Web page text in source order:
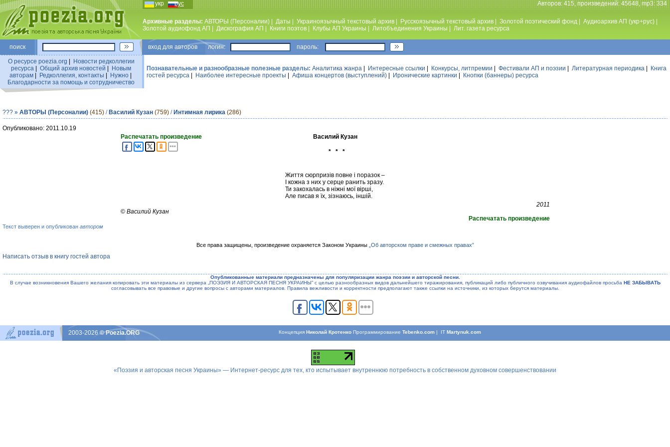
укр рус Авторов: 415, произведений: 45648, mp3: 334
Архивные разделы: АВТОРЫ (Персоналии) Даты Украиноязычный текстовый архив Русскоязычный текстовый архив Золотой поэтический фонд Аудиоархив АП (укр+рус)
Золотой аудиофонд АП
Дискография АП Книги поэтов Клубы АП Украины Литобъединения Украины Лит. газета ресурса
поиск вход для авторов логин: пароль:
О ресурсе poezia.org
Новости редколлегии
ресурса
Общий архив новостей
Новым
авторам| Редколлегия, контакты Нужно|
Благодарности за помощь и сотрудничество
Познавательные и разнообразные полезные разделы: Аналитика жанра Интересные ссылки Конкурсы, литпремии Фестивали АП и поэзии Литературная периодика
Книга
гостей ресурса
Наиболее интересные проекты Афиша концертов (выступлений) Иронические картинки Кнопки (баннеры) ресурса
??? » АВТОРЫ (Персоналии) (415) / Василий Кузан (759) / Интимная лирика (286)
Опубликовано: 2011.10.19
Распечатать произведение
Василий Кузан
* * *
Життя сюрпризів повне і поразок –
І кожна з них у серце ранить зразу.
Ти закохалась в ніжні мої вірші,
Але писав я їх, зізнаюсь, іншій.
2011
© Василий Кузан
Распечатать произведение
Текст выверен и опубликован автором
Все права защищены, произведение охраняется Законом Украины „Об авторском праве и смежных правах”
Написать отзыв в книгу гостей автора
Опубликованные материали предназначены для популяризации жанра поэзии и авторской песни.
В случае возникновения Вашего желания копировать эти материалы из сервера „ПОЭЗИЯ И АВТОРСКАЯ ПЕСНЯ УКРАИНЫ” с целью разнообразных видов дальнейшего тиражирования, публикаций либо публичного озвучивания аудиофайлов просьба НЕ ЗАБЫВАТЬ
согласовывать все правовые и другие вопросы с авторами материалов. Правила вежливости и корректности предполагают также ссылки на источники, из которых берутся материалы.
КонцепцияНиколай Кротенко ПрограммированиеTebenko.com | ITMartynuk.com
2003-2026© Poezia.ORG
«Поэзия и авторская песня Украины» — Интернет-ресурс для тех, кто испытывает внутреннюю потребность в собственном духовном совершенствовании